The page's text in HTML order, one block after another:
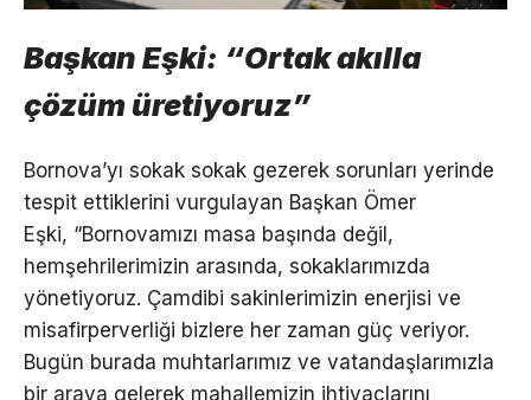
Başkan Eşki: “Ortak akılla
çözüm üretiyoruz”
Bornova’yı sokak sokak gezerek sorunları yerinde
tespit ettiklerini vurgulayan Başkan Ömer
Eşki, “Bornovamızı masa başında değil,
hemşehrilerimizin arasında, sokaklarımızda
yönetiyoruz. Çamdibi sakinlerimizin enerjisi ve
misafirperverliği bizlere her zaman güç veriyor.
Bugün burada muhtarlarımız ve vatandaşlarımızla
bir araya gelerek mahallemizin ihtiyaçlarını